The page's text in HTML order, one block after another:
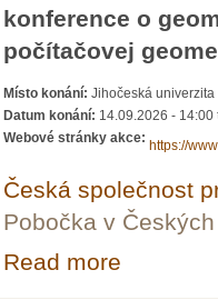
konference o
počítačovej
Místo konání: Jihočeská
Datum konání: 14.09.2026 - 14:00
Webové stránky akce:
https://
Česká společnost
Pobočka v
Read more